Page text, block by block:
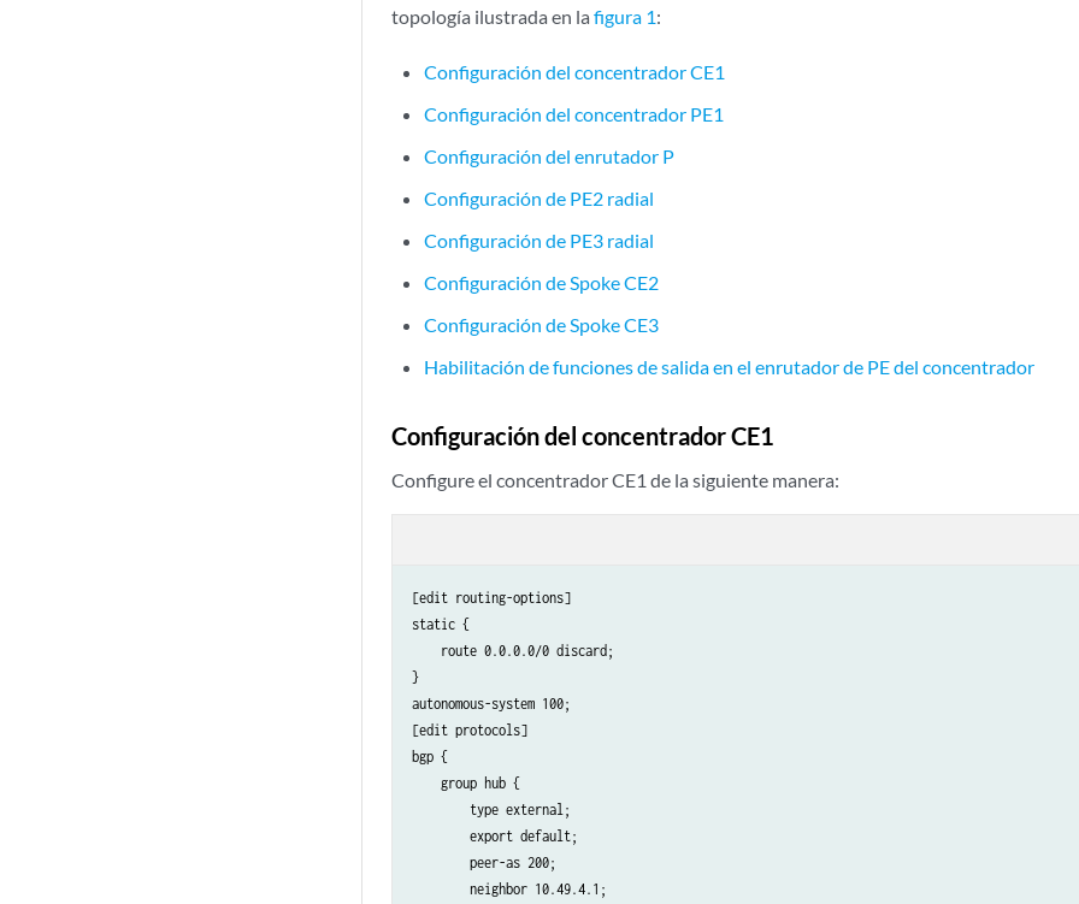
topología ilustrada en la figura 1:
Configuración del concentrador CE1
Configuración del concentrador PE1
Configuración del enrutador P
Configuración de PE2 radial
Configuración de PE3 radial
Configuración de Spoke CE2
Configuración de Spoke CE3
Habilitación de funciones de salida en el enrutador de PE del concentrador
Configuración del concentrador CE1
Configure el concentrador CE1 de la siguiente manera:
[edit routing-options]
static {
    route 0.0.0.0/0 discard;
}
autonomous-system 100;
[edit protocols]
bgp {
    group hub {
        type external;
        export default;
        peer-as 200;
        neighbor 10.49.4.1;